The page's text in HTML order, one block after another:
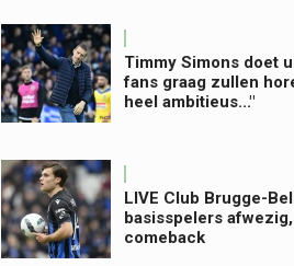
Timmy Simons doet
fans graag zullen
heel ambitieus..."
LIVE Club Brugge-
basisspelers
comeback